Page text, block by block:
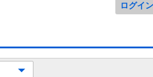
ログイン